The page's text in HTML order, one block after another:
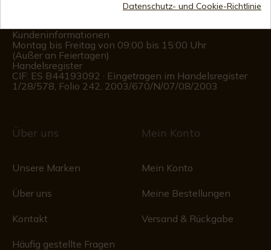
Kundeninformationen
Montag bis Freitag von 09:00 bis 15:00 Uhr
(Außer an Feiertagen)
Handelsregister
CIF: ES B44193092 · Eingetragen im Handelsregister
1/28/578, Folio 242, 2003/670/N/07/08/2003
Über uns
Unsere Marken
Über uns
Kontakt
Häufig gestellte Fragen
Mein Konto
Mein Konto
Meine Bestellungen
Versand & Rückgabe
Datenschutz- und Cookie-Richtlinie